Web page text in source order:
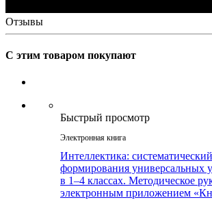
Отзывы
С этим товаром покупают
Быстрый просмотр
Электронная книга
Интеллектика:
формирования универсальных
в 1–4 классах. Методическое
электронным приложением